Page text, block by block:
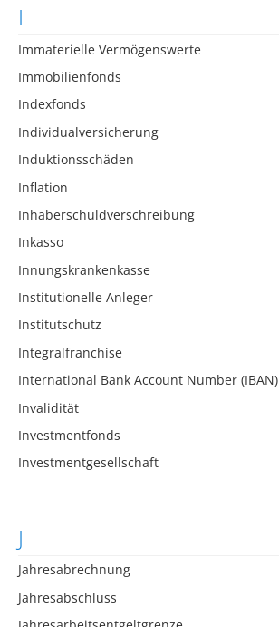
I
Immaterielle Vermögenswerte
Immobilienfonds
Indexfonds
Individualversicherung
Induktionsschäden
Inflation
Inhaberschuldverschreibung
Inkasso
Innungskrankenkasse
Institutionelle Anleger
Institutschutz
Integralfranchise
International Bank Account Number (IBAN)
Invalidität
Investmentfonds
Investmentgesellschaft
J
Jahresabrechnung
Jahresabschluss